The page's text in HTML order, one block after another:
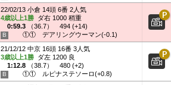
22/02/13 小倉 14頭 6番 2人気
4歳以上1勝 ダ右 1000 稍重
0:59.3 （36.7）
494 (+14)
①①
デアリングウーマン(-0.1)
21/12/12 中京 16頭 16番 3人気
3歳以上1勝 ダ左 1200 良
1:12.8 （38.7）
480 (+2)
①①
ルピナステソーロ(+0.8)